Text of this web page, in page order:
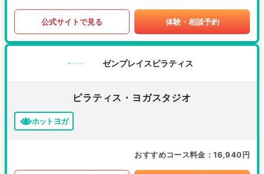
公式サイトで見る 体験・相談予約
ゼンプレイスピラティス
ピラティス・ヨガスタジオ
ホットヨガ
おすすめコース料金 16,940円